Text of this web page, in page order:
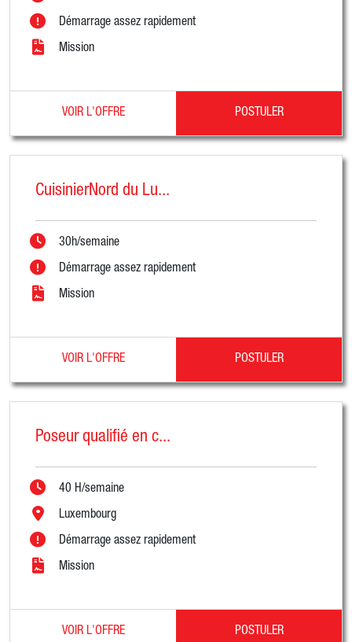
Démarrage assez rapidement
Mission
VOIR L'OFFRE POSTULER
CuisinierNord du Lu...
30h/semaine
Démarrage assez rapidement
Mission
VOIR L'OFFRE POSTULER
Poseur qualifié en c...
40 H/semaine
Luxembourg
Démarrage assez rapidement
Mission
VOIR L'OFFRE POSTULER